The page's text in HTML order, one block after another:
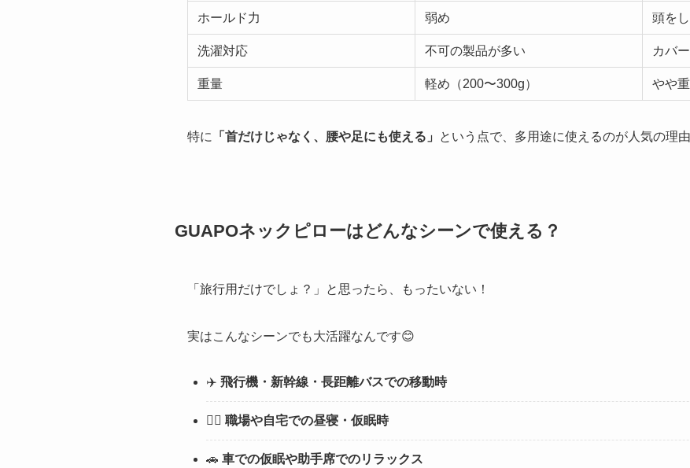
ホールド力 弱め 頭を
洗濯対応 不可の製品が多い カバ
重量 軽め（200〜300g） やや
特に 「首だけじゃなく、腰や足にも使える」 という点で、多用途に使えるのが人気の理
GUAPOネックピローはどんなシーンで使える？
「旅行用だけでしょ？」と思ったら、もったいない！
実はこんなシーンでも大活躍なんです😊
✈️ 飛行機・新幹線・長距離バスでの移動時
🧘‍♀️ 職場や自宅での昼寝・仮眠時
🚗 車での仮眠や助手席でのリラックス